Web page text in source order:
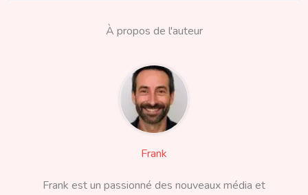
À propos de l'auteur
Frank
Frank est un passionné des nouveaux média et